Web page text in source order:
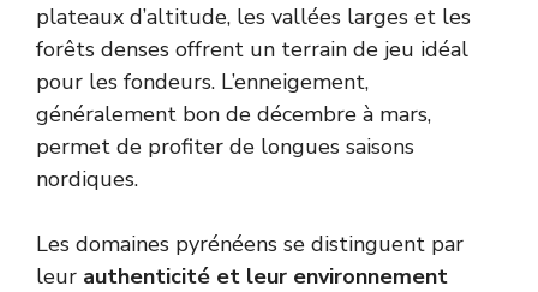
plateaux d’altitude, les vallées larges et les
forêts denses offrent un terrain de jeu idéal
pour les fondeurs. L’enneigement,
généralement bon de décembre à mars,
permet de profiter de longues saisons
nordiques.
Les domaines pyrénéens se distinguent par
leur authenticité et leur environnement